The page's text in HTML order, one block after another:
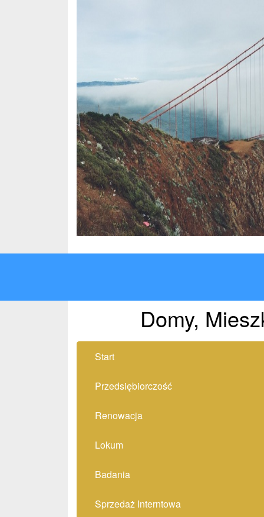
Domy,
Start
Przedsiębiorczość
Renowacja
Lokum
Badania
Sprzedaż Interntowa